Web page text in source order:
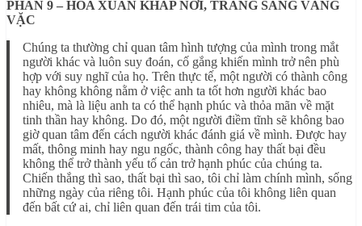
PHẦN 9 – HOA XUÂN KHẮP NƠI, TRĂNG SÁNG VẰNG
VẶC
Chúng ta thường chỉ quan tâm hình tượng của mình trong mắt
người khác và luôn suy đoán, cố gắng khiến mình trở nên phù
hợp với suy nghĩ của họ. Trên thực tế, một người có thành công
hay không không nằm ở việc anh ta tốt hơn người khác bao
nhiêu, mà là liệu anh ta có thể hạnh phúc và thỏa mãn về mặt
tinh thần hay không. Do đó, một người điềm tĩnh sẽ không bao
giờ quan tâm đến cách người khác đánh giá về mình. Được hay
mất, thông minh hay ngu ngốc, thành công hay thất bại đều
không thể trở thành yếu tố cản trở hạnh phúc của chúng ta.
Chiến thắng thì sao, thất bại thì sao, tôi chỉ làm chính mình, sống
những ngày của riêng tôi. Hạnh phúc của tôi không liên quan
đến bất cứ ai, chỉ liên quan đến trái tim của tôi.